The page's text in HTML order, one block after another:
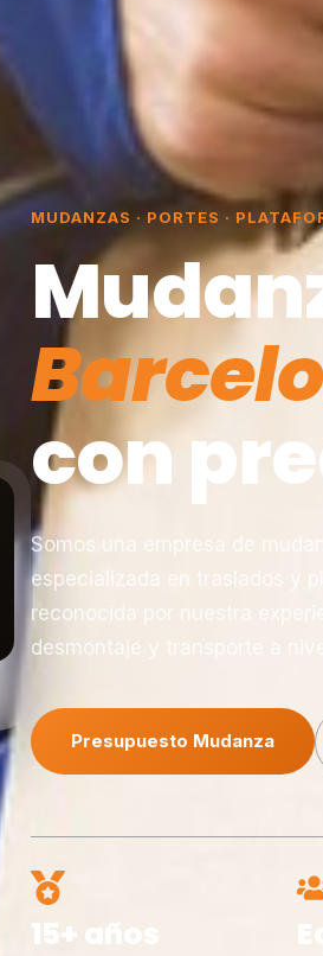
MUDANZAS · PORTES ·
con
Somos una empresa de
especializada en traslados y
reconocida por nuestra
desmontaje y transporte a
Presupuesto Mudanza
15+ años